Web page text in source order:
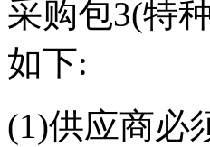
采购包3(特
如下:
(1)供应商必